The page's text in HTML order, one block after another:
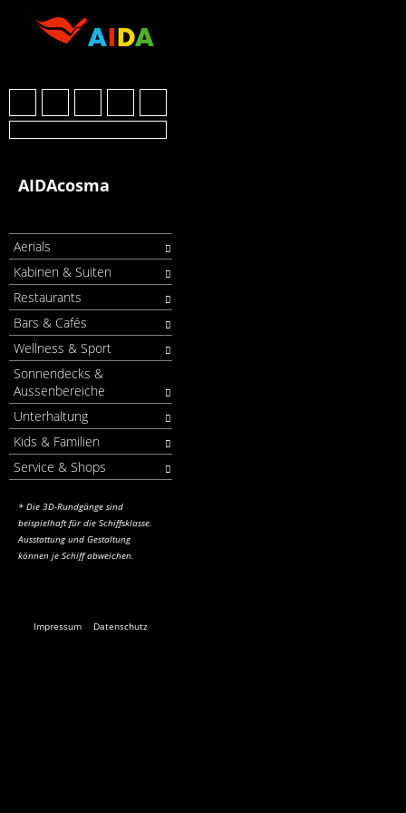
AIDAcosma
Aerials
Kabinen & Suiten
Restaurants
Bars & Cafés
Wellness & Sport
Sonnendecks &
Aussenbereiche
Unterhaltung
Kids & Familien
Service & Shops
* Die 3D-Rundgänge sind
beispielhaft für die Schiffsklasse.
Ausstattung und Gestaltung
können je Schiff abweichen.
Impressum Datenschutz